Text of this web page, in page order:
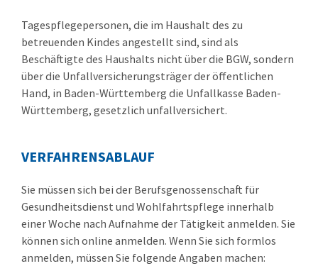
Tagespflegepersonen, die im Haushalt des zu
betreuenden Kindes angestellt sind, sind als
Beschäftigte des Haushalts nicht über die BGW, sondern
über die Unfallversicherungsträger der öffentlichen
Hand, in Baden-Württemberg die Unfallkasse Baden-
Württemberg, gesetzlich unfallversichert.
VERFAHRENSABLAUF
Sie müssen sich bei der Berufsgenossenschaft für
Gesundheitsdienst und Wohlfahrtspflege innerhalb
einer Woche nach Aufnahme der Tätigkeit anmelden. Sie
können sich online anmelden. Wenn Sie sich formlos
anmelden, müssen Sie folgende Angaben machen: